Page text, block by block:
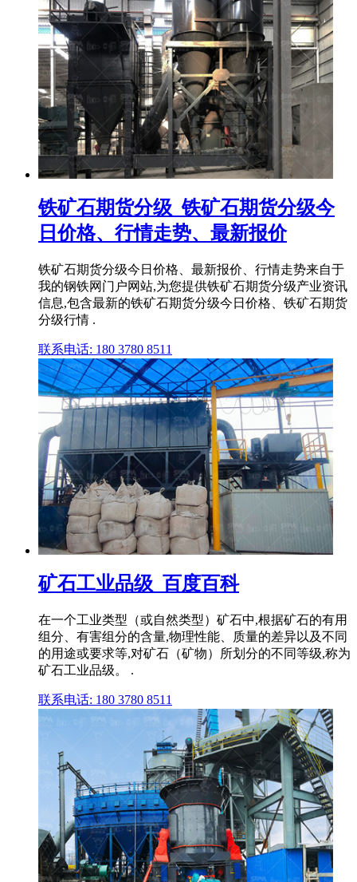
铁矿石期货分级_铁矿石期货分级今
日价格、行情走势、最新报价
铁矿石期货分级今日价格、最新报价、行情走势来自于
我的钢铁网门户网站,为您提供铁矿石期货分级产业资讯
信息,包含最新的铁矿石期货分级今日价格、铁矿石期货
分级行情 .
联系电话: 180 3780 8511
矿石工业品级_百度百科
在一个工业类型（或自然类型）矿石中,根据矿石的有用
组分、有害组分的含量,物理性能、质量的差异以及不同
的用途或要求等,对矿石（矿物）所划分的不同等级,称为
矿石工业品级。 .
联系电话: 180 3780 8511